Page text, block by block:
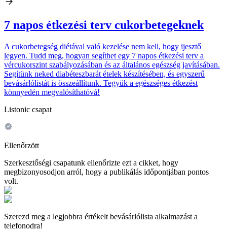
7 napos étkezési terv cukorbetegeknek
A cukorbetegség diétával való kezelése nem kell, hogy ijesztő
legyen. Tudd meg, hogyan segíthet egy 7 napos étkezési terv a
vércukorszint szabályozásában és az általános egészség javításában.
Segítünk neked diabéteszbarát ételek készítésében, és egyszerű
bevásárlólistát is összeállítunk. Tegyük a egészséges étkezést
könnyedén megvalósíthatóvá!
Listonic csapat
Ellenőrzött
Szerkesztőségi csapatunk ellenőrizte ezt a cikket, hogy
megbizonyosodjon arról, hogy a publikálás időpontjában pontos
volt.
Szerezd meg a legjobbra értékelt bevásárlólista alkalmazást a
telefonodra!